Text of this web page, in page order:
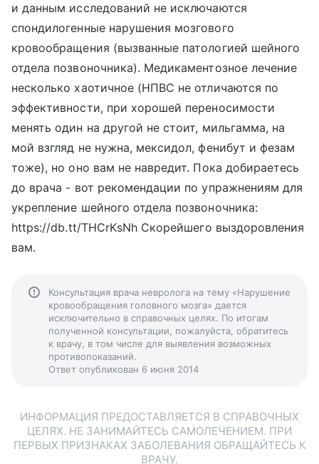
и данным исследований не исключаются
спондилогенные нарушения мозгового
кровообращения (вызванные патологией шейного
отдела позвоночника). Медикаментозное лечение
несколько хаотичное (НПВС не отличаются по
эффективности, при хорошей переносимости
менять один на другой не стоит, мильгамма, на
мой взгляд не нужна, мексидол, фенибут и фезам
тоже), но оно вам не навредит. Пока добираетесь
до врача - вот рекомендации по упражнениям для
укрепление шейного отдела позвоночника:
https://db.tt/THCrKsNh Скорейшего выздоровления
вам.
Консультация врача невролога на тему «Нарушение
кровообращения головного мозга» дается
исключительно в справочных целях. По итогам
полученной консультации, пожалуйста, обратитесь
к врачу, в том числе для выявления возможных
противопоказаний.
Ответ опубликован 6 июня 2014
ИНФОРМАЦИЯ ПРЕДОСТАВЛЯЕТСЯ В СПРАВОЧНЫХ
ЦЕЛЯХ. НЕ ЗАНИМАЙТЕСЬ САМОЛЕЧЕНИЕМ. ПРИ
ПЕРВЫХ ПРИЗНАКАХ ЗАБОЛЕВАНИЯ ОБРАЩАЙТЕСЬ К
ВРАЧУ.